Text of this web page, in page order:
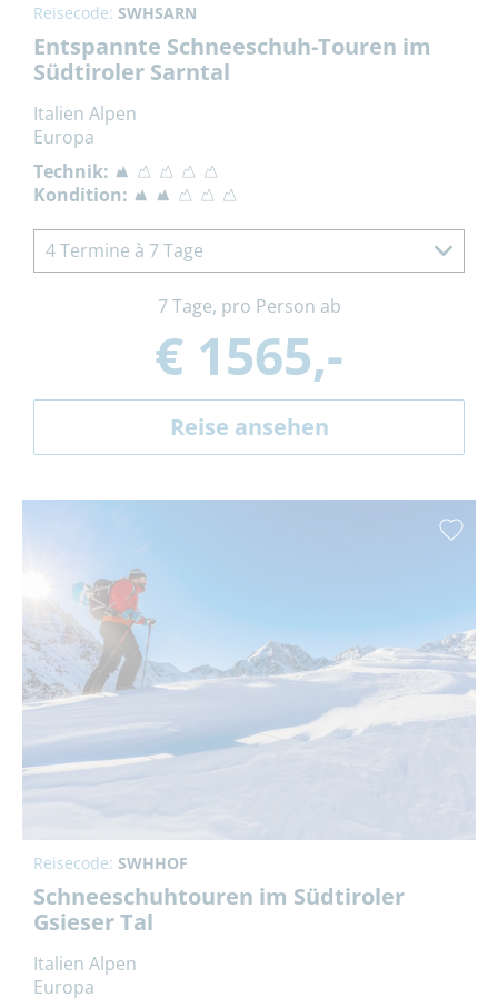
Reisecode: SWHSARN
Entspannte Schneeschuh-Touren im
Südtiroler Sarntal
Italien Alpen
Europa
Technik:
Kondition:
4 Termine à 7 Tage
7 Tage, pro Person ab
€ 1565,-
Reise ansehen
Reisecode: SWHHOF
Schneeschuhtouren im Südtiroler
Gsieser Tal
Italien Alpen
Europa